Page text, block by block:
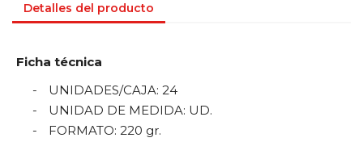
Detalles del producto
Ficha técnica
UNIDADES/CAJA: 24
UNIDAD DE MEDIDA: UD.
FORMATO: 220 gr.